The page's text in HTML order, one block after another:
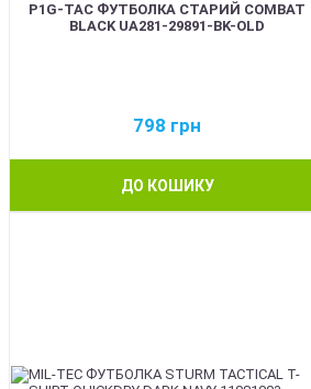
P1G-TAC ФУТБОЛКА СТАРИЙ COMBAT
BLACK UA281-29891-BK-OLD
798 грн
ДО КОШИКУ